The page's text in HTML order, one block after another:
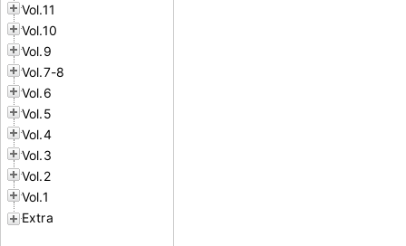
Vol.11
Vol.10
Vol.9
Vol.7-8
Vol.6
Vol.5
Vol.4
Vol.3
Vol.2
Vol.1
Extra